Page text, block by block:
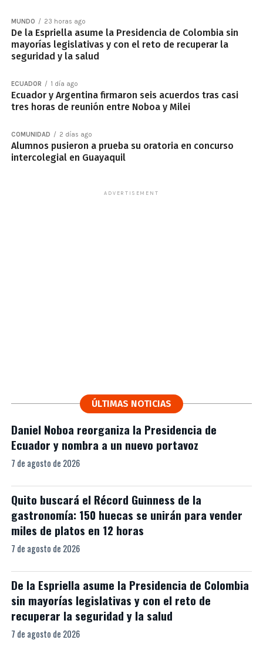
MUNDO 23 horas ago
De la Espriella asume la Presidencia de Colombia sin
mayorías legislativas y con el reto de recuperar la
seguridad y la salud
ECUADOR 1 día ago
Ecuador y Argentina firmaron seis acuerdos tras casi
tres horas de reunión entre Noboa y Milei
COMUNIDAD 2 días ago
Alumnos pusieron a prueba su oratoria en concurso
intercolegial en Guayaquil
ADVERTISEMENT
ÚLTIMAS NOTICIAS
Daniel Noboa reorganiza la Presidencia de
Ecuador y nombra a un nuevo portavoz
7 de agosto de 2026
Quito buscará el Récord Guinness de la
gastronomía: 150 huecas se unirán para vender
miles de platos en 12 horas
7 de agosto de 2026
De la Espriella asume la Presidencia de Colombia
sin mayorías legislativas y con el reto de
recuperar la seguridad y la salud
7 de agosto de 2026